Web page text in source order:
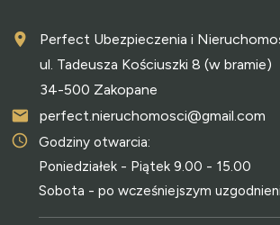
Perfect Ubezpieczenia i
ul. Tadeusza Kościuszki 8 (w bramie)
34-500 Zakopane
perfect.nieruchomosci@gmail.com
Godziny otwarcia:
Poniedziałek - Piątek 9.00 - 15.00
Sobota - po wcześniejszym